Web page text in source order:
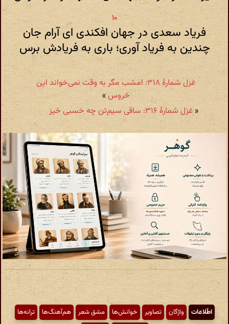
فریاد سعدی در جهان افکندی ای آرام جان
چندین به فریاد آوری؛ باری به فریادش برس
غزل شمارهٔ ۳۱۸: امشب مگر به وقت نمی‌خواند این
خروس»
«غزل شمارهٔ ۳۱۶: ساقی سیم‌تن چه خسبی خیز
اطّلاعات واژگان تصاویر خوانش‌ها مشق شعر هم‌آهنگ‌ها
ترانه‌ها